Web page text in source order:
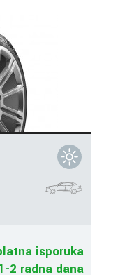
isporuka
2 radna dana